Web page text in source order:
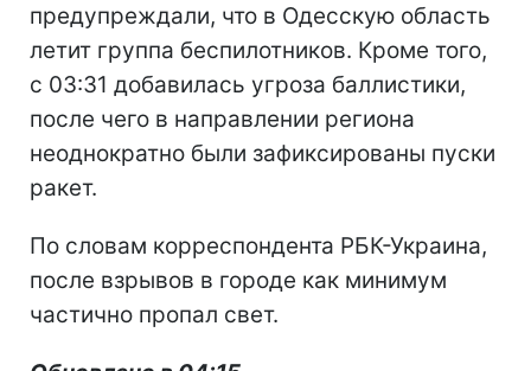
предупреждали, что в Одесскую область
летит группа беспилотников. Кроме того,
с 03:31 добавилась угроза баллистики,
после чего в направлении региона
неоднократно были зафиксированы пуски
ракет.
По словам корреспондента РБК-Украина,
после взрывов в городе как минимум
частично пропал свет.